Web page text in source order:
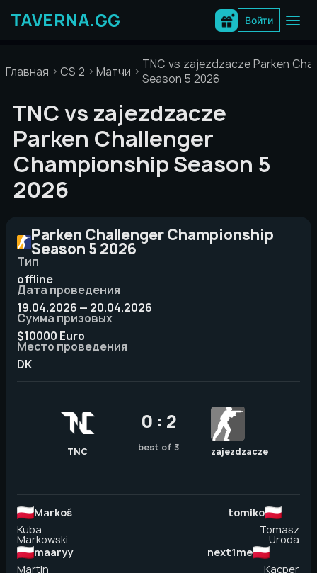
содержимому
Войти
Главная CS 2 Матчи
TNC vs zajezdzacze Parken
Season 5 2026
TNC vs zajezdzacze
Parken Challenger
Championship Season 5
2026
Parken Challenger Championship
Season 5 2026
Тип
offline
Дата проведения
19.04.2026 — 20.04.2026
Сумма призовых
$10000 Euro
Место проведения
DK
Markoś
Kuba
Markowski
maaryy
Martin
TNC
0 : 2
best of 3 zajezdzacze
tomiko
Tomasz
Uroda
next1me
Kacper